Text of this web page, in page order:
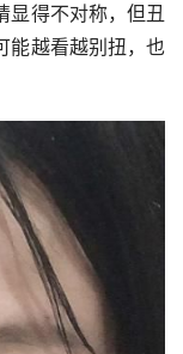
显得不对称，但丑
能越看越别扭，也